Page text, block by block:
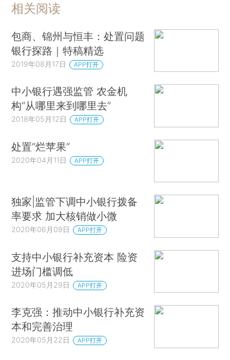
相关阅读
包商、锦州与恒丰：处置问题
银行探路｜特稿精选
2019年08月17日 APP打开
中小银行遇强监管 农金机
构“从哪里来到哪里去”
2018年05月12日 APP打开
处置“烂苹果”
2020年04月11日 APP打开
独家|监管下调中小银行拨备
率要求 加大核销做小微
2020年06月09日 APP打开
支持中小银行补充资本 险资
进场门槛调低
2020年05月29日 APP打开
李克强：推动中小银行补充资
本和完善治理
2020年05月22日 APP打开